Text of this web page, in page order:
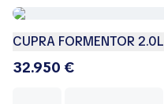
CUPRA FORMENTOR 2.0L
32.950 €